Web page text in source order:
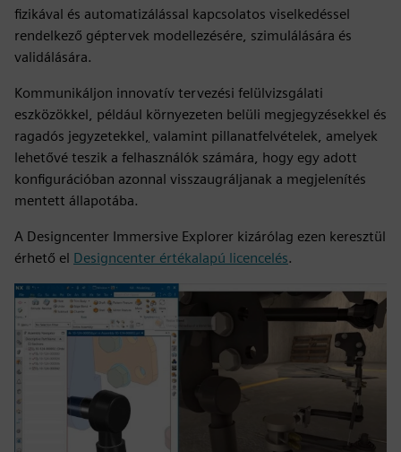
fizikával és automatizálással kapcsolatos viselkedéssel
rendelkező géptervek modellezésére, szimulálására és
validálására.
Kommunikáljon innovatív tervezési felülvizsgálati
eszközökkel, például környezeten belüli megjegyzésekkel és
ragadós jegyzetekkel, valamint pillanatfelvételek, amelyek
lehetővé teszik a felhasználók számára, hogy egy adott
konfigurációban azonnal visszaugráljanak a megjelenítés
mentett állapotába.
A Designcenter Immersive Explorer kizárólag ezen keresztül
érhető el Designcenter értékalapú licencelés.